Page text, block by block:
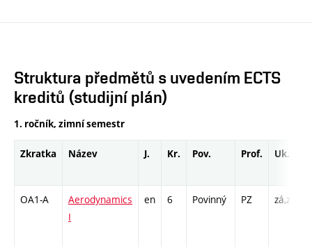
Struktura předmětů s uvedením ECTS
kreditů (studijní plán)
1. ročník, zimní semestr
Zkratka Název J. Kr. Pov. Prof. Uk.
OA1-A
Aerodynamics
I
en 6 Povinný PZ zá,zk